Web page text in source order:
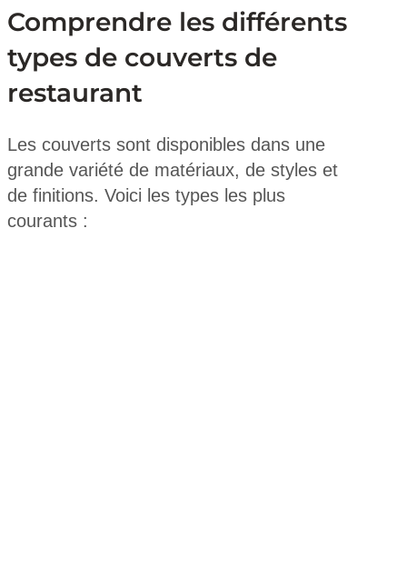
Comprendre les différents
types de couverts de
restaurant
Les couverts sont disponibles dans une
grande variété de matériaux, de styles et
de finitions. Voici les types les plus
courants :